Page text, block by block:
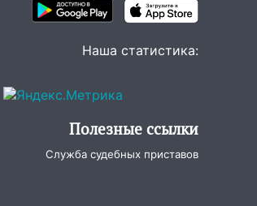
Наша статистика:
Полезные ссылки
Служба судебных приставов